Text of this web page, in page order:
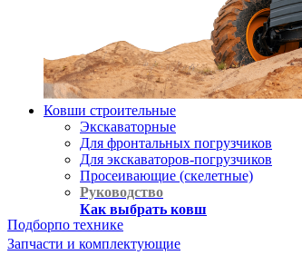
Ковши строительные
Экскаваторные
Для фронтальных погрузчиков
Для экскаваторов-погрузчиков
Просеивающие (скелетные)
Руководство
Как выбрать ковш
Подборпо технике
Запчасти и комплектующие